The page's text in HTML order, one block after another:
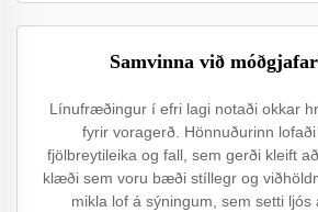
Samvinna við
Línufræðingur í efri lagi notaði okkar
fyrir voragerð. Hönnuðurinn
fjölbreytileika og fall, sem gerði kleift
klæði sem voru bæði stíllegr og
mikla lof á sýningum, sem setti